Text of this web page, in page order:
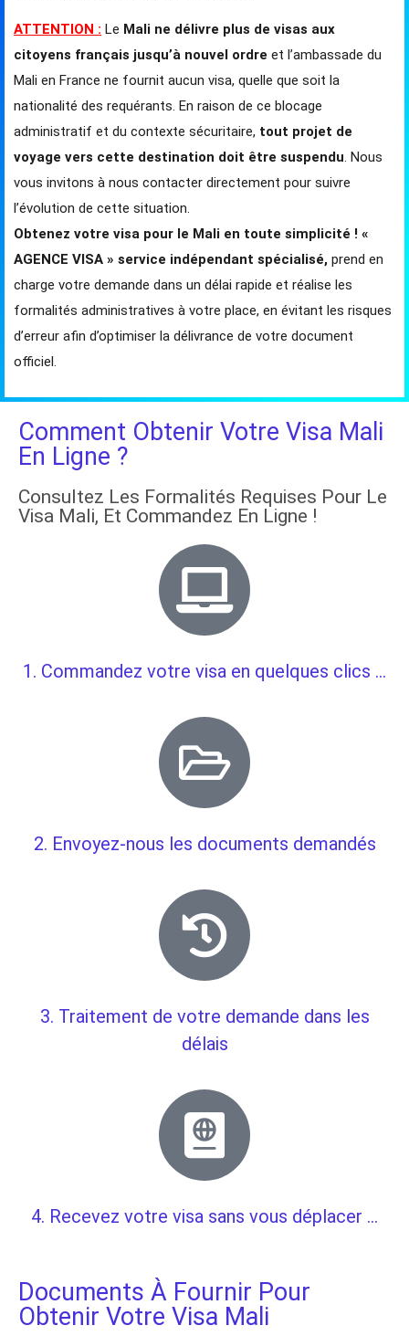
ATTENTION : Le Mali ne délivre plus de visas aux
citoyens français jusqu’à nouvel ordre et l’ambassade du
Mali en France ne fournit aucun visa, quelle que soit la
nationalité des requérants. En raison de ce blocage
administratif et du contexte sécuritaire, tout projet de
voyage vers cette destination doit être suspendu. Nous
vous invitons à nous contacter directement pour suivre
l’évolution de cette situation.
Obtenez votre visa pour le Mali en toute simplicité ! «
AGENCE VISA » service indépendant spécialisé, prend en
charge votre demande dans un délai rapide et réalise les
formalités administratives à votre place, en évitant les risques
d’erreur afin d’optimiser la délivrance de votre document
officiel.
Comment Obtenir Votre Visa Mali
En Ligne ?
Consultez Les Formalités Requises Pour Le
Visa Mali, Et Commandez En Ligne !
1. Commandez votre visa en quelques clics ...
2. Envoyez-nous les documents demandés
3. Traitement de votre demande dans les
délais
4. Recevez votre visa sans vous déplacer ...
Documents À Fournir Pour
Obtenir Votre Visa Mali